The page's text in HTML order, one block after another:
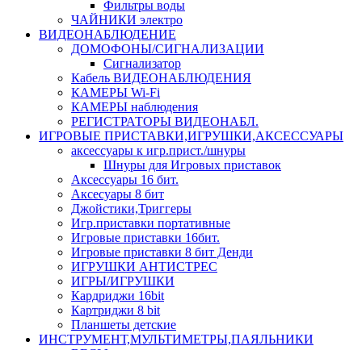
Фильтры воды
ЧАЙНИКИ электро
ВИДЕОНАБЛЮДЕНИЕ
ДОМОФОНЫ/СИГНАЛИЗАЦИИ
Сигнализатор
Кабель ВИДЕОНАБЛЮДЕНИЯ
КАМЕРЫ Wi-Fi
КАМЕРЫ наблюдения
РЕГИСТРАТОРЫ ВИДЕОНАБЛ.
ИГРОВЫЕ ПРИСТАВКИ,ИГРУШКИ,АКСЕССУАРЫ
аксесcуары к игр.прист./шнуры
Шнуры для Игровых приставок
Аксессуары 16 бит.
Аксесуары 8 бит
Джойстики,Триггеры
Игр.приставки портативные
Игровые приставки 16бит.
Игровые приставки 8 бит Денди
ИГРУШКИ АНТИСТРЕС
ИГРЫ/ИГРУШКИ
Кардриджи 16bit
Картриджи 8 bit
Планшеты детские
ИНСТРУМЕНТ,МУЛЬТИМЕТРЫ,ПАЯЛЬНИКИ